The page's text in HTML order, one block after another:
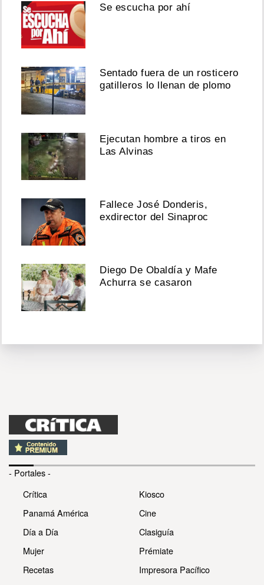
Se escucha por ahí
Sentado fuera de un rosticero
gatilleros lo llenan de plomo
Ejecutan hombre a tiros en
Las Alvinas
Fallece José Donderis,
exdirector del Sinaproc
Diego De Obaldía y Mafe
Achurra se casaron
- Portales -
Crítica
Panamá América
Día a Día
Mujer
Recetas
Kiosco
Cine
Clasiguía
Prémiate
Impresora Pacífico